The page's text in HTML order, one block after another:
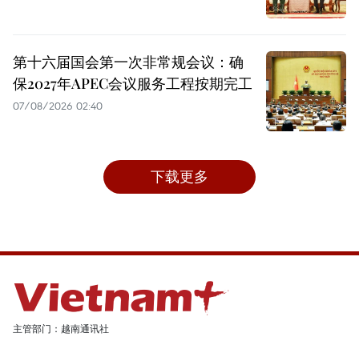
第十六届国会第一次非常规会议：确
保2027年APEC会议服务工程按期完工
07/08/2026 02:40
下载更多
主管部门：越南通讯社